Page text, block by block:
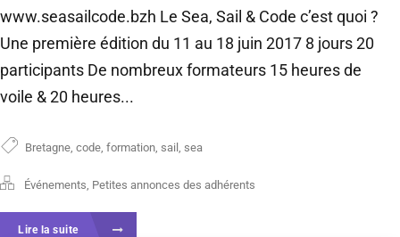
www.seasailcode.bzh Le Sea, Sail & Code c’est quoi ?
Une première édition du 11 au 18 juin 2017 8 jours 20
participants De nombreux formateurs 15 heures de
voile & 20 heures...
Bretagne code formation sail sea
Événements Petites annonces des adhérents
Lire la suite